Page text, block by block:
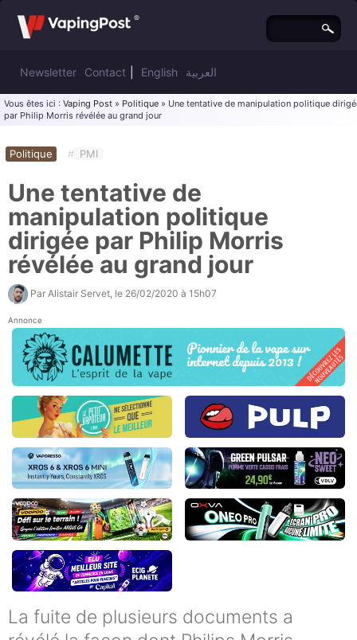
Newsletter Contact English العربية
Vous êtes ici : Vaping Post » Politique » Une tentative de manipulation politique
par Philip Morris révélée au grand jour
Politique # PMI
Une tentative de
manipulation politique
dirigée par Philip Morris
révélée au grand jour
Par Alistair Servet , le 26/02/2020 à 15h07
Annonce
La fuite de plusieurs documents a